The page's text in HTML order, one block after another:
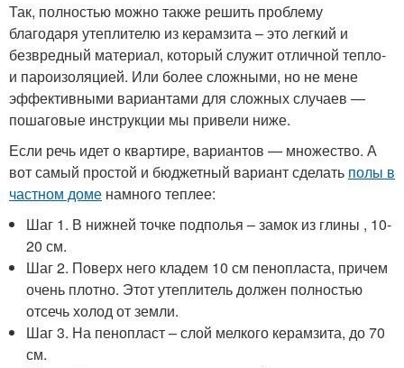
Так, полностью можно также решить проблему
благодаря утеплителю из керамзита – это легкий и
безвредный материал, который служит отличной тепло-
и пароизоляцией. Или более сложными, но не мене
эффективными вариантами для сложных случаев —
пошаговые инструкции мы привели ниже.
Если речь идет о квартире, вариантов — множество. А
вот самый простой и бюджетный вариант сделать полы в
частном доме намного теплее:
Шаг 1. В нижней точке подполья – замок из глины , 10-
20 см.
Шаг 2. Поверх него кладем 10 см пенопласта, причем
очень плотно. Этот утеплитель должен полностью
отсечь холод от земли.
Шаг 3. На пенопласт – слой мелкого керамзита, до 70
см.